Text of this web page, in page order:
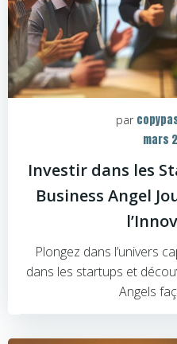
par
mars
Investir dans les
Business Angel
Plongez dans l’univers
dans les startups et
Angels